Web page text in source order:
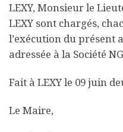
LEXY, Monsieur le
LEXY sont chargés,
l’exécution du présent
adressée à la Société
Fait à LEXY le 09 juin
Le Maire,